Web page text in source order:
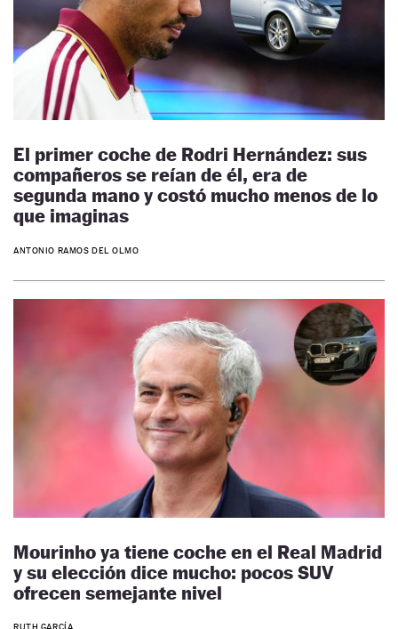
El primer coche de Rodri Hernández: sus
compañeros se reían de él, era de
segunda mano y costó mucho menos de lo
que imaginas
ANTONIO RAMOS DEL OLMO
Mourinho ya tiene coche en el Real Madrid
y su elección dice mucho: pocos SUV
ofrecen semejante nivel